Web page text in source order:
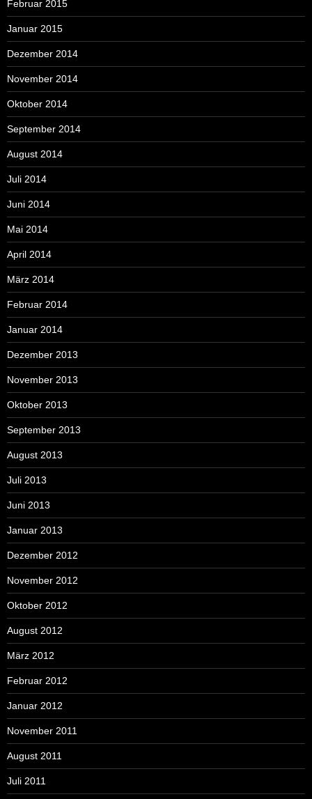
Februar 2015
Januar 2015
Dezember 2014
November 2014
Oktober 2014
September 2014
August 2014
Juli 2014
Juni 2014
Mai 2014
April 2014
März 2014
Februar 2014
Januar 2014
Dezember 2013
November 2013
Oktober 2013
September 2013
August 2013
Juli 2013
Juni 2013
Januar 2013
Dezember 2012
November 2012
Oktober 2012
August 2012
März 2012
Februar 2012
Januar 2012
November 2011
August 2011
Juli 2011